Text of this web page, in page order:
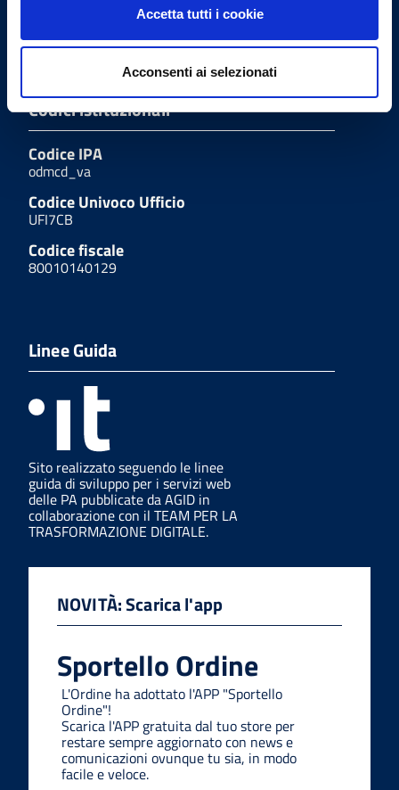
Accetta tutti i cookie
Acconsenti ai selezionati
Codici istituzionali
Codice IPA
odmcd_va
Codice Univoco Ufficio
UFI7CB
Codice fiscale
80010140129
Linee Guida
Sito realizzato seguendo le linee
guida di sviluppo per i servizi web
delle PA pubblicate da AGID in
collaborazione con il TEAM PER LA
TRASFORMAZIONE DIGITALE.
NOVITÀ: Scarica l'app
Sportello Ordine
L'Ordine ha adottato l'APP "Sportello
Ordine"!
Scarica l'APP gratuita dal tuo store per
restare sempre aggiornato con news e
comunicazioni ovunque tu sia, in modo
facile e veloce.